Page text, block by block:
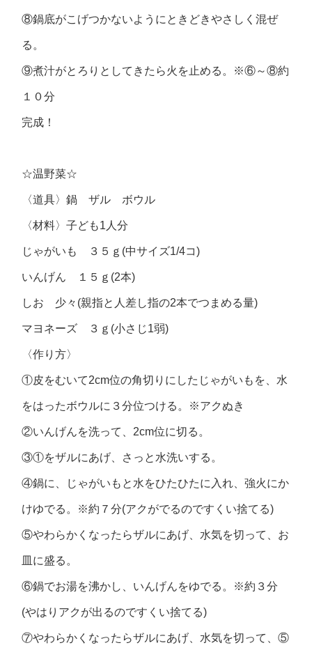
⑧鍋底がこげつかないようにときどきやさしく混ぜ
る。
⑨煮汁がとろりとしてきたら火を止める。※⑥～⑧約
１０分
完成！
☆温野菜☆
〈道具〉鍋 ザル ボウル
〈材料〉子ども1人分
じゃがいも ３５ｇ(中サイズ1/4コ)
いんげん １５ｇ(2本)
しお 少々(親指と人差し指の2本でつまめる量)
マヨネーズ ３ｇ(小さじ1弱)
〈作り方〉
①皮をむいて2cm位の角切りにしたじゃがいもを、水
をはったボウルに３分位つける。※アクぬき
②いんげんを洗って、2cm位に切る。
③①をザルにあげ、さっと水洗いする。
④鍋に、じゃがいもと水をひたひたに入れ、強火にか
けゆでる。※約７分(アクがでるのですくい捨てる)
⑤やわらかくなったらザルにあげ、水気を切って、お
皿に盛る。
⑥鍋でお湯を沸かし、いんげんをゆでる。※約３分
(やはりアクが出るのですくい捨てる)
⑦やわらかくなったらザルにあげ、水気を切って、⑤